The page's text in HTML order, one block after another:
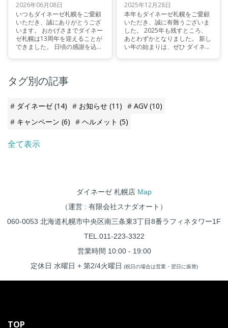
2026年06月08日
いつもダイネーゼ札幌をご愛顧
いただき、誠にありがとうござ
います。 おかげさまでダイネー
ゼ札幌は13周年を迎えることが
できました。 日頃の感謝を込め
2025年12月28日
本年もダイネーゼ札幌をご愛顧
いただき、誠に有難うございま
した。 2025年も残すところ、
あとわずかとなりました。 新し
い年の始まりは、ぜひ ダイネー
タグ別の記事
ダイネーゼ(14) お知らせ (11) AGV(10)
キャンペーン (6) ヘルメット (5)
全て表示
ダイネーゼ 札幌店 Map
（運営 : 有限会社スナダオート）
060-0053 北海道札幌市中央区南三条東3丁目8番ラフィネタワー1F
TEL.011-223-3322
営業時間 10:00 - 19:00
定休日 水曜日 + 第2/4火曜日 (祝日の場合は営業・翌日に振替)
TOP